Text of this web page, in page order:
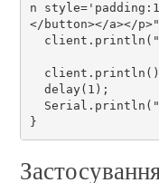
n
</button></a></